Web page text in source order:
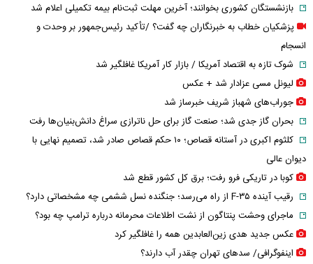
بازنشستگان کشوری بخوانند؛ آخرین مهلت ثبت‌نام بیمه تکمیلی اعلام شد
پزشکیان خطاب به خبرنگاران چه گفت؟ /تأکید رئیس‌جمهور بر وحدت و
انسجام
شوک تازه به اقتصاد آمریکا / بازار کار آمریکا غافلگیر شد
لیونل مسی عزادار شد + عکس
جوراب‌های شهباز شریف خبرساز شد
بحران گاز جدی شد؛ صنعت گاز برای حل ناترازی سراغ دانش‌بنیان‌ها رفت
کلثوم اکبری در آستانه قصاص؛ ۱۰ حکم قصاص صادر شد، تصمیم نهایی با
دیوان عالی
کوبا در تاریکی فرو رفت؛ برق کل کشور قطع شد
رقیب آینده F-۳۵ از راه می‌رسد؛ جنگنده نسل ششمی چه مشخصاتی دارد؟
ماجرای وحشت پنتاگون از نشت اطلاعات محرمانه درباره ترامپ چه بود؟
عکس جدید هدی زین‌العابدین همه را غافلگیر کرد
اینفوگرافی/ سدهای تهران چقدر آب دارند؟